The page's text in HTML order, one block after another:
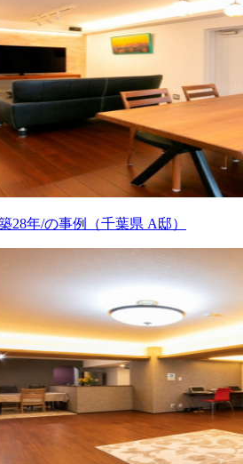
28年/の事例（千葉県 A邸）